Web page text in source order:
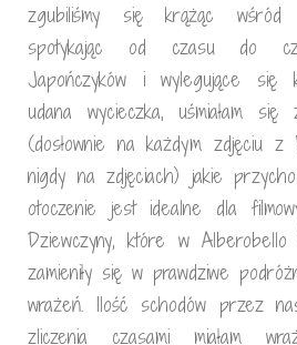
zgubiliśmy się krążąc wśród
spotykając od czasu do
Japończyków i wylegujące się
udana wycieczka, uśmiałam
(dosłownie na każdym zdjęciu
nigdy na zdjęciach) jakie
otoczenie jest idealne dla
Dziewczyny, które w
zamieniły się w prawdziwe
wrażeń. Ilość schodów przez
zliczenia czasami miałam